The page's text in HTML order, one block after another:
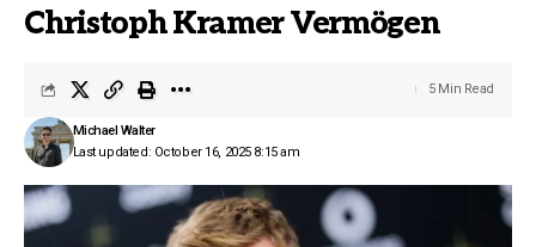
Christoph Kramer Vermögen
Last updated: October 16, 2025 8:15 am
Michael Walter
5 Min Read